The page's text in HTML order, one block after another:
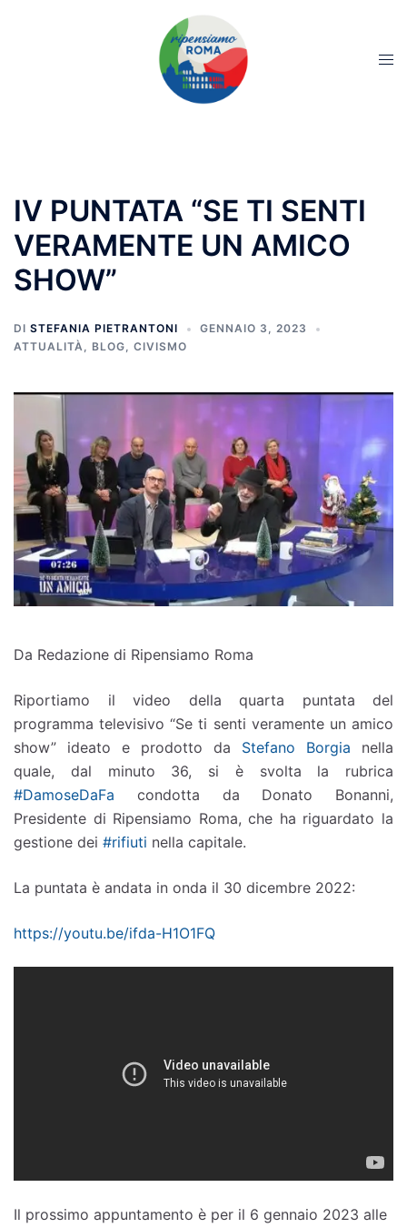
IV PUNTATA “SE TI SENTI
VERAMENTE UN AMICO
SHOW”
DI STEFANIA PIETRANTONI
GENNAIO 3, 2023
ATTUALITÀ, BLOG, CIVISMO
Da Redazione di Ripensiamo Roma
Riportiamo il video della quarta puntata del
programma televisivo “Se ti senti veramente un amico
show” ideato e prodotto da Stefano Borgia nella
quale, dal minuto 36, si è svolta la rubrica
#DamoseDaFa condotta da Donato Bonanni,
Presidente di Ripensiamo Roma, che ha riguardato la
gestione dei #rifiuti nella capitale.
La puntata è andata in onda il 30 dicembre 2022:
https://youtu.be/ifda-H1O1FQ
Il prossimo appuntamento è per il 6 gennaio 2023 alle